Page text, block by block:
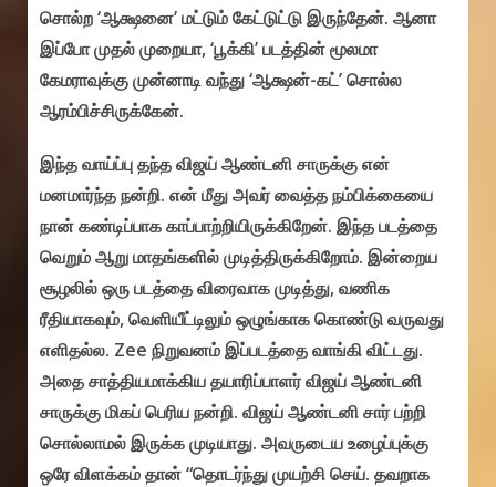
சொல்ற ‘ஆக்ஷனை’ மட்டும் கேட்டுட்டு இருந்தேன். ஆனா
இப்போ முதல் முறையா, ‘பூக்கி’ படத்தின் மூலமா
கேமராவுக்கு முன்னாடி வந்து ‘ஆக்ஷன்-கட்’ சொல்ல
ஆரம்பிச்சிருக்கேன்.
இந்த வாய்ப்பு தந்த விஜய் ஆண்டனி சாருக்கு என்
மனமார்ந்த நன்றி. என் மீது அவர் வைத்த நம்பிக்கையை
நான் கண்டிப்பாக காப்பாற்றியிருக்கிறேன். இந்த படத்தை
வெறும் ஆறு மாதங்களில் முடித்திருக்கிறோம். இன்றைய
சூழலில் ஒரு படத்தை விரைவாக முடித்து, வணிக
ரீதியாகவும், வெளியீட்டிலும் ஒழுங்காக கொண்டு வருவது
எளிதல்ல. Zee நிறுவனம் இப்படத்தை வாங்கி விட்டது.
அதை சாத்தியமாக்கிய தயாரிப்பாளர் விஜய் ஆண்டனி
சாருக்கு மிகப் பெரிய நன்றி. விஜய் ஆண்டனி சார் பற்றி
சொல்லாமல் இருக்க முடியாது. அவருடைய உழைப்புக்கு
ஒரே விளக்கம் தான் “தொடர்ந்து முயற்சி செய். தவறாக